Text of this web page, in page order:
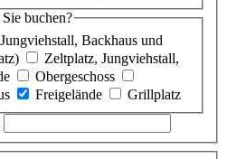
buchen?
Jungviehstall, Backhaus und
Zeltplatz, Jungviehstall,
Obergeschoss
Freigelände
Grillplatz